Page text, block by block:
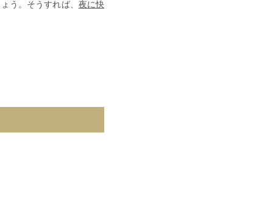
う。そうすれば、 夜に快